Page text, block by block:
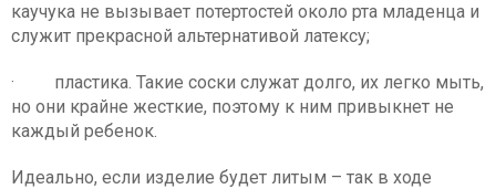
каучука не вызывает потертостей около рта младенца и
служит прекрасной альтернативой латексу;
· пластика. Такие соски служат долго, их легко мыть,
но они крайне жесткие, поэтому к ним привыкнет не
каждый ребенок.
Идеально, если изделие будет литым – так в ходе